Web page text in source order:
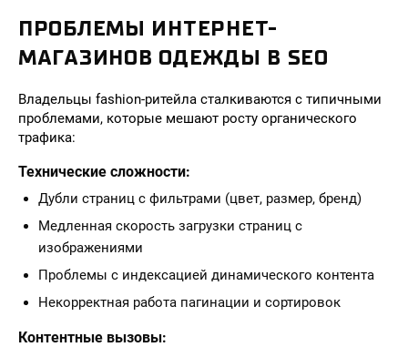
ПРОБЛЕМЫ ИНТЕРНЕТ-
МАГАЗИНОВ ОДЕЖДЫ В SEO
Владельцы fashion-ритейла сталкиваются с типичными
проблемами, которые мешают росту органического
трафика:
Технические сложности:
Дубли страниц с фильтрами (цвет, размер, бренд)
Медленная скорость загрузки страниц с
изображениями
Проблемы с индексацией динамического контента
Некорректная работа пагинации и сортировок
Контентные вызовы: